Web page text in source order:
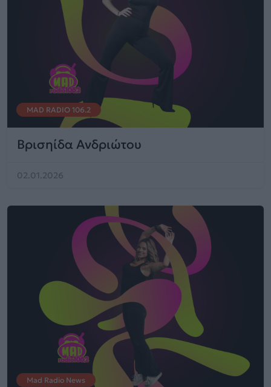
MAD RADIO 106.2
Βρισηίδα Ανδριώτου
02.01.2026
Mad Radio News